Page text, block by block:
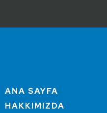
ANA SAYFA
HAKKIMIZDA